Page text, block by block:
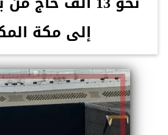
إلى مكة